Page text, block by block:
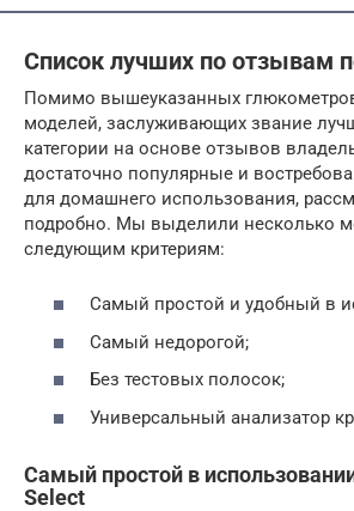
Список лучших по отзывам
Помимо вышеуказанных
моделей, заслуживающих звание
категории на основе отзывов
достаточно популярные и
для домашнего использования,
подробно. Мы выделили несколько
следующим критериям:
Самый простой и удобный в
Самый недорогой;
Без тестовых полосок;
Универсальный анализатор
Самый простой в
Select